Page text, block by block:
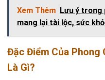
Xem Thêm Lưu ý trong
mang lại tài lộc, sức
Đặc Điểm Của Phong
Là Gì?